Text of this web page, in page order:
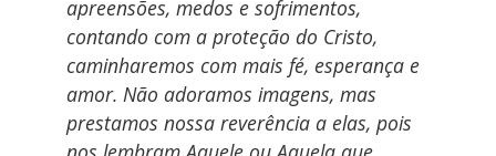
apreensões, medos e sofrimentos,
contando com a proteção do Cristo,
caminharemos com mais fé, esperança e
amor. Não adoramos imagens, mas
prestamos nossa reverência a elas, pois